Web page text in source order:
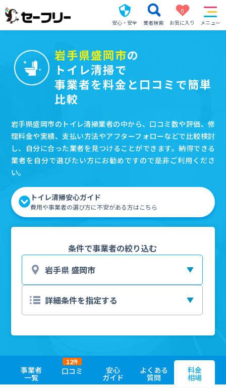
安心・安全 業者検索
0
お気に入り
メニュー
岩手県盛岡市の
トイレ清掃で
事業者を料金と口コミで簡単
比較
岩手県盛岡市のトイレ清掃業者の中から、口コミ数や評価、修
理料金や実績、支払い方法やアフターフォローなどで比較検討
し、自分に合った業者を見つけることができます。納得できる
業者を自分で選びたい方にお勧めですので是非ご利用くださ
い。
トイレ清掃安心ガイド
費用や事業者の選び方に不安がある方はこちら
条件で事業者の絞り込む
事業者
一覧
口コミ
12件
安心
ガイド
よくある
質問
料金
相場